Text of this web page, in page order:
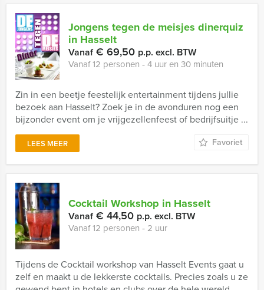
Jongens tegen de meisjes dinerquiz
in Hasselt
Vanaf€ 69,50 p.p. excl. BTW
Vanaf 12 personen ‐ 4 uur en 30 minuten
Zin in een beetje feestelijk entertainment tijdens jullie
bezoek aan Hasselt? Zoek je in de avonduren nog een
bijzonder event om je vrijgezellenfeest of bedrijfsuitje ...
LEES MEER Favoriet
Cocktail Workshop in Hasselt
Vanaf€ 44,50 p.p. excl. BTW
Vanaf 12 personen ‐ 2 uur
Tijdens de Cocktail workshop van Hasselt Events gaat u
zelf en maakt u de lekkerste cocktails. Precies zoals u ze